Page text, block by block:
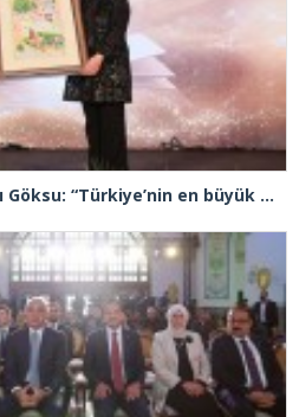
Esenler Belediye Başkanı Göksu: “Türkiye’nin en büyük kütüphanelerinden bir tanesine Cemil Meriç ismini vereceğiz”